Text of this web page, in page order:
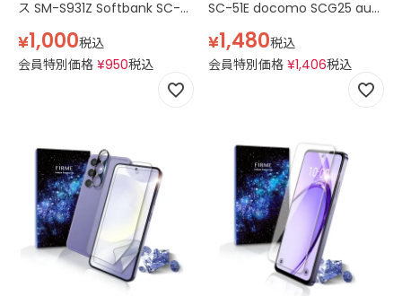
ス SM-S931Z Softbank SC-
S931Q SIMフリー スマホケー
ス TPU スマホケース 透明 ク
リア
¥1,000税込
会員特別価格 ¥950税込
SC-51E docomo SCG25 au
ィルム samsung サムスン ギ
ャラクシー フィルム UVカット
スマホフィルム
¥1,480税込
会員特別価格 ¥1,406税込